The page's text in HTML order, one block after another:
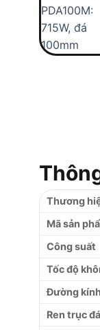
Thương
Mã sản
Công suất
Tốc độ
Đường
Ren trục